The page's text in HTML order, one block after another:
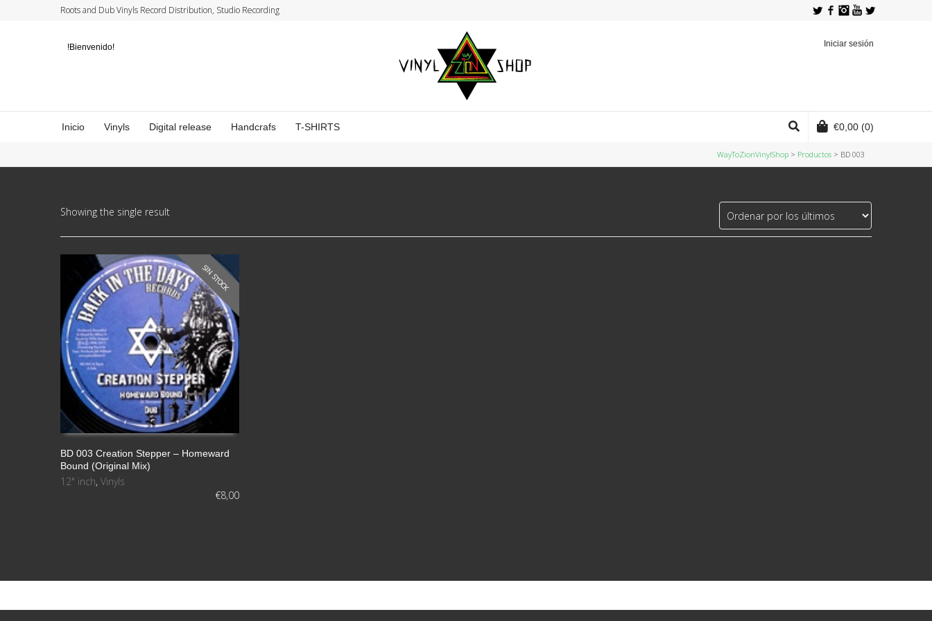
Roots and Dub Vinyls Record Distribution, Studio Recording YouTube
Instagram
Facebook
Twitter
!Bienvenido! Iniciar sesión
Inicio Vinyls Digital release Handcrafs T-SHIRTS €0,00 (0)
WayToZionVinylShop > Productos > BD 003
Showing the single result
SIN STOCK
BD 003 Creation Stepper – Homeward
Bound (Original Mix)
12" inch, Vinyls
€8,00